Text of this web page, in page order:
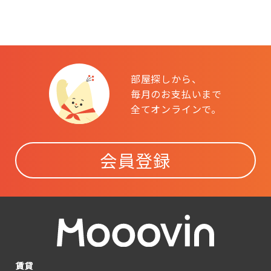
部屋探しから、
毎月のお支払いまで
全てオンラインで。
会員登録
賃貸